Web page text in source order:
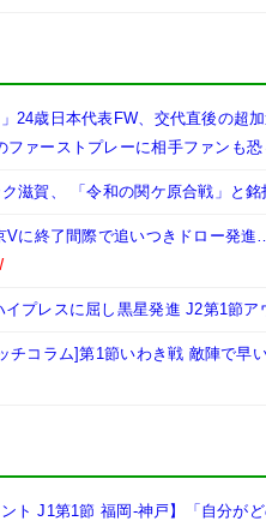
」24歳日本代表FW、交代直後の
ファーストプレーに相手ファンも恐
滋賀、 「令和の関ケ原合戦」と
Vに終了間際で追いつきドロー発
イプレスに屈し黒星発進 J2第1節
チコラム]第1節いわき戦 敵陣で早
ント J1第1節 福岡-神戸】「自分が